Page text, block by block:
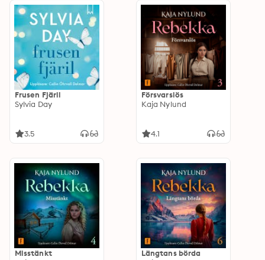
Frusen Fjäril
Sylvia Day
3.5
Försvarslös
Kaja Nylund
4.1
Misstänkt
Längtans börda